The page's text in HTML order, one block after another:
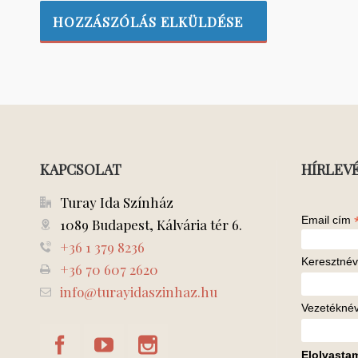
KAPCSOLAT
Turay Ida Színház
1089 Budapest, Kálvária tér 6.
+36 1 379 8236
+36 70 607 2620
info@turayidaszinhaz.hu
Email cím
Keresztnév